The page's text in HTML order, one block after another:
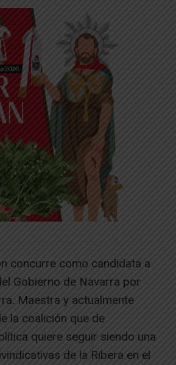
concurre como candidata a
Gobierno de Navarra por
Maestra y actualmente
la coalición que de
quiere seguir siendo una
de la Ribera en el